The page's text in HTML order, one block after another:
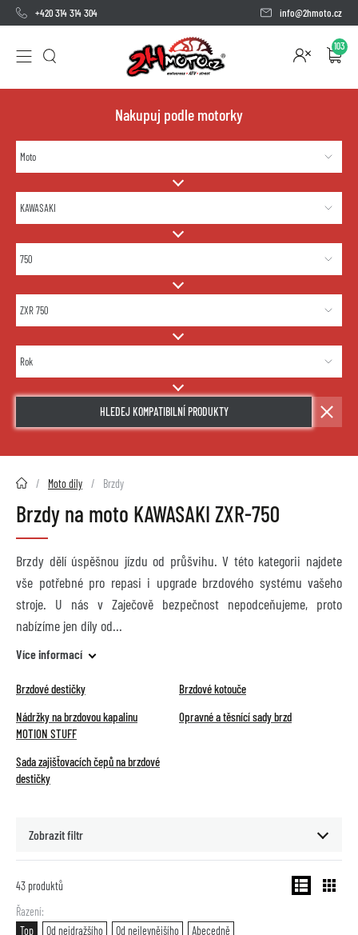
+420 314 314 304 info@2hmoto.cz
103
Nakupuj podle motorky
HLEDEJ KOMPATIBILNÍ PRODUKTY
2HMOTO.cz Moto díly Brzdy
Brzdy na moto KAWASAKI ZXR-750
Brzdy dělí úspěšnou jízdu od průšvihu. V této kategorii najdete
vše potřebné pro repasi i upgrade brzdového systému vašeho
stroje. U nás v Zaječově bezpečnost nepodceňujeme, proto
nabízíme jen díly od
Více informací
Brzdové destičky
Brzdové kotouče
Nádržky na brzdovou kapalinu
MOTION STUFF
Opravné a těsnící sady brzd
Sada zajišťovacích čepů na brzdové
destičky
Zobrazit filtr
43 produktů
Řazení
Top
Od nejdražšího Od nejlevnějšího Abecedně